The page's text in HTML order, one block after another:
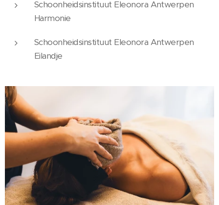
Schoonheidsinstituut Eleonora Antwerpen
Harmonie
Schoonheidsinstituut Eleonora Antwerpen
Eilandje